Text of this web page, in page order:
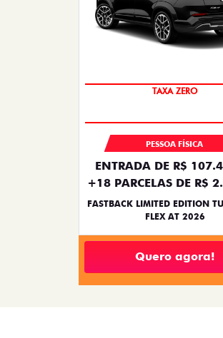
PREÇO IMPERDÍVEL
PESSOA FÍSICA
ENTRADA DE R$
+18 PARCELAS DE R$
FASTBACK LIMITED EDITION
FLEX AT 2026
Quero agora!